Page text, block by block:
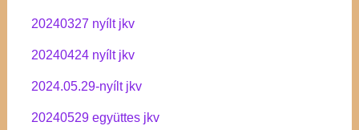
20240327 nyílt jkv
20240424 nyílt jkv
2024.05.29-nyílt jkv
20240529 együttes jkv